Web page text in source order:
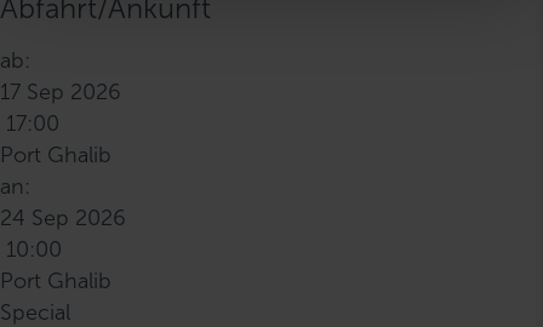
h
l
Abfahrt/Ankunft
ab:
17 Sep 2026
17:00
Port Ghalib
an:
24 Sep 2026
10:00
Port Ghalib
Special